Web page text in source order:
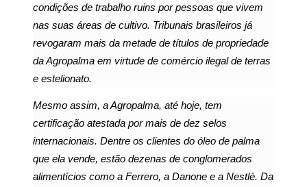
condições de trabalho ruins por pessoas que vivem
nas suas áreas de cultivo. Tribunais brasileiros já
revogaram mais da metade de títulos de propriedade
da Agropalma em virtude de comércio ilegal de terras
e estelionato.
Mesmo assim, a Agropalma, até hoje, tem
certificação atestada por mais de dez selos
internacionais. Dentre os clientes do óleo de palma
que ela vende, estão dezenas de conglomerados
alimentícios como a Ferrero, a Danone e a Nestlé. Da